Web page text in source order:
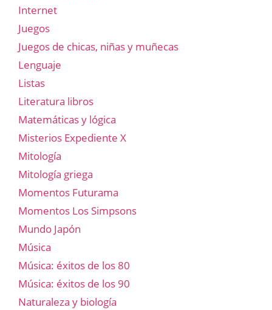
Internet
Juegos
Juegos de chicas, niñas y muñecas
Lenguaje
Listas
Literatura libros
Matemáticas y lógica
Misterios Expediente X
Mitología
Mitología griega
Momentos Futurama
Momentos Los Simpsons
Mundo Japón
Música
Música: éxitos de los 80
Música: éxitos de los 90
Naturaleza y biología